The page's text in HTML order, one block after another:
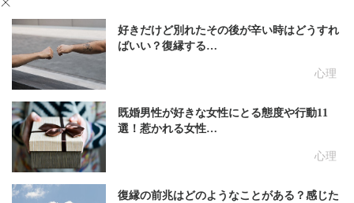
心理
好きだけど別れたその後が辛い時はどうすれ
ばいい？復縁する…
心理
既婚男性が好きな女性にとる態度や行動11
選！惹かれる女性…
復縁の前兆はどのようなことがある？感じた